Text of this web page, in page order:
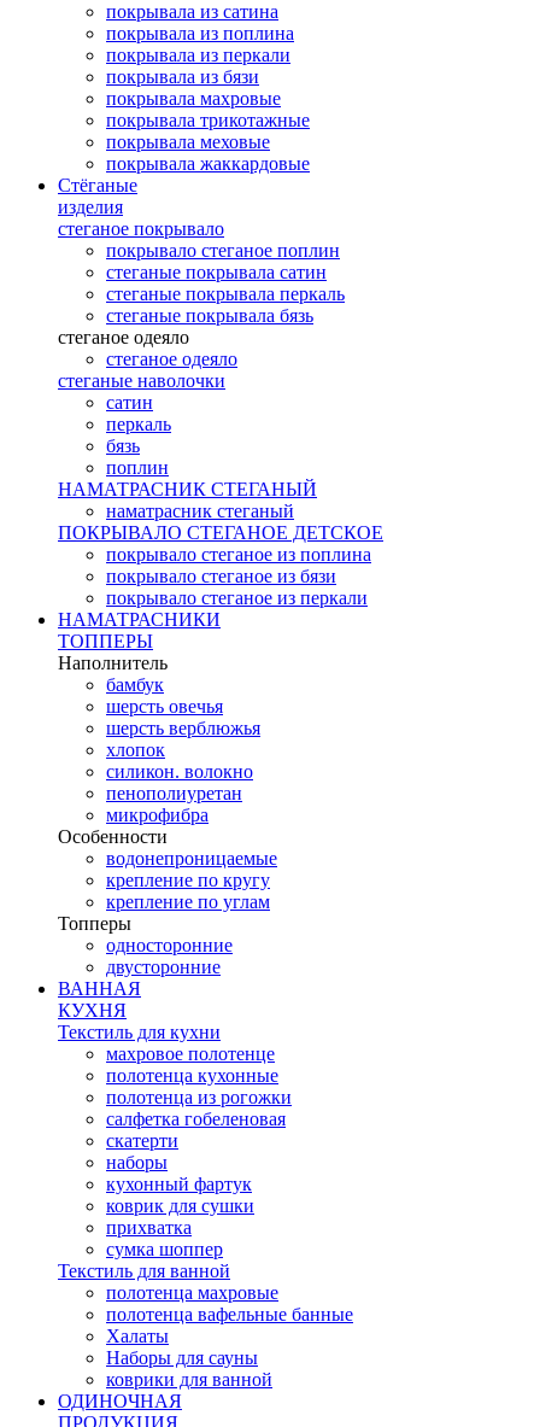
покрывала из сатина
покрывала из поплина
покрывала из перкали
покрывала из бязи
покрывала махровые
покрывала трикотажные
покрывала меховые
покрывала жаккардовые
Стёганые
изделия
стеганое покрывало
покрывало стеганое поплин
стеганые покрывала сатин
стеганые покрывала перкаль
стеганые покрывала бязь
стеганое одеяло
стеганое одеяло
стеганые наволочки
сатин
перкаль
бязь
поплин
НАМАТРАСНИК СТЕГАНЫЙ
наматрасник стеганый
ПОКРЫВАЛО СТЕГАНОЕ ДЕТСКОЕ
покрывало стеганое из поплина
покрывало стеганое из бязи
покрывало стеганое из перкали
НАМАТРАСНИКИ
ТОППЕРЫ
Наполнитель
бамбук
шерсть овечья
шерсть верблюжья
хлопок
силикон. волокно
пенополиуретан
микрофибра
Особенности
водонепроницаемые
крепление по кругу
крепление по углам
Топперы
односторонние
двусторонние
ВАННАЯ
КУХНЯ
Текстиль для кухни
махровое полотенце
полотенца кухонные
полотенца из рогожки
салфетка гобеленовая
скатерти
наборы
кухонный фартук
коврик для сушки
прихватка
cумка шоппер
Текстиль для ванной
полотенца махровые
полотенца вафельные банные
Халаты
Наборы для сауны
коврики для ванной
ОДИНОЧНАЯ
ПРОДУКЦИЯ